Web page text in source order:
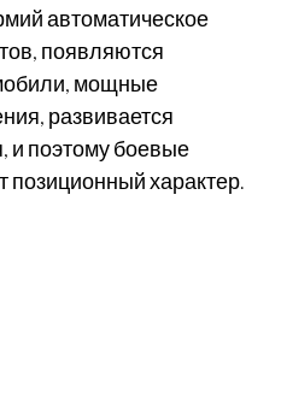
автоматическое
появляются
мощные
развивается
и поэтому боевые
позиционный характер.